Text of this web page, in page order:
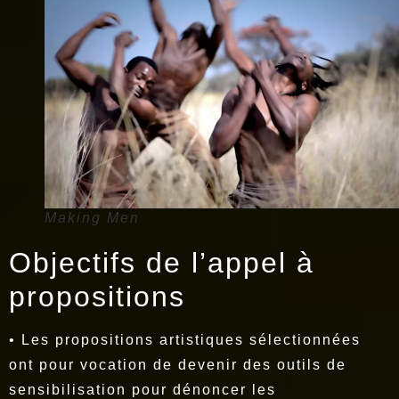
Making Men
Objectifs de l’appel à
propositions
• Les propositions artistiques sélectionnées
ont pour vocation de devenir des outils de
sensibilisation pour dénoncer les